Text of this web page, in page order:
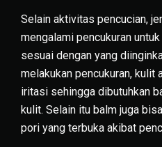
Selain aktivitas pencucian,
mengalami pencukuran
sesuai dengan yang
melakukan pencukuran, kulit
iritasi sehingga dibutuhkan
kulit. Selain itu balm juga
pori yang terbuka akibat